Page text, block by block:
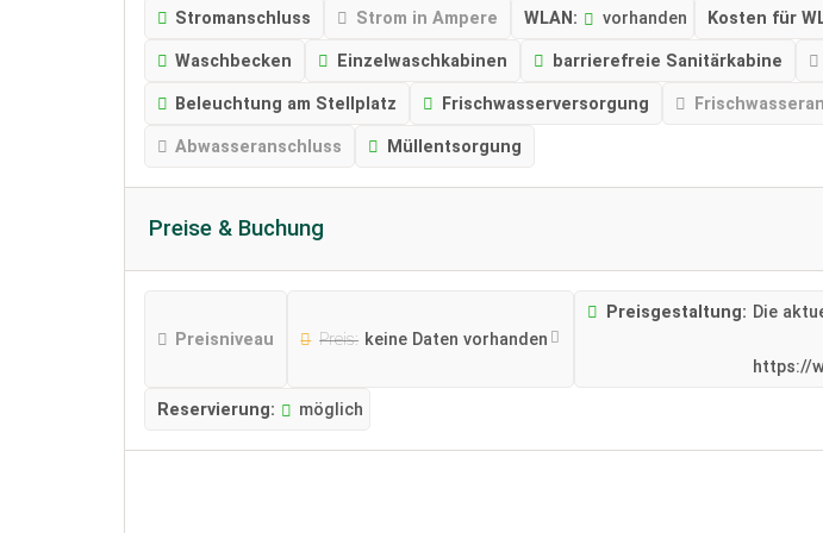
Stromanschluss Strom in Ampere WLAN: vorhanden Kosten für
Waschbecken Einzelwaschkabinen barrierefreie Sanitärkabine
Beleuchtung am Stellplatz Frischwasserversorgung
Abwasseranschluss Müllentsorgung
Preise & Buchung
Preisniveau Preis: keine Daten vorhanden
Preisgestaltung: Die
https://
Reservierung: möglich